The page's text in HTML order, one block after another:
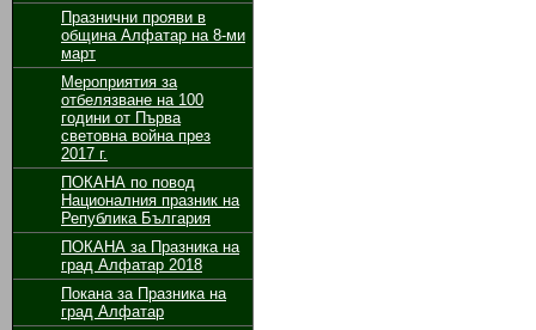
Празнични прояви в
община Алфатар на 8-ми
март
Мероприятия за
отбелязване на 100
години от Първа
световна война през
2017 г.
ПОКАНА по повод
Националния празник на
Република България
ПОКАНА за Празника на
град Алфатар 2018
Покана за Празника на
град Алфатар